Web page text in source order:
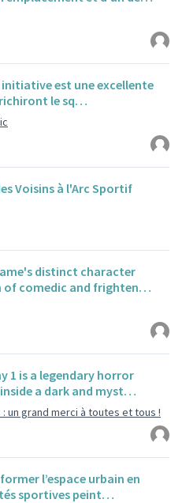
est une excellente
le sq…
Voisins à l'Arc Sportif
distinct character
of comedic and frighten…
1 is a legendary horror
a dark and myst…
un grand merci à toutes et tous !
l’espace urbain en
sportives peint…